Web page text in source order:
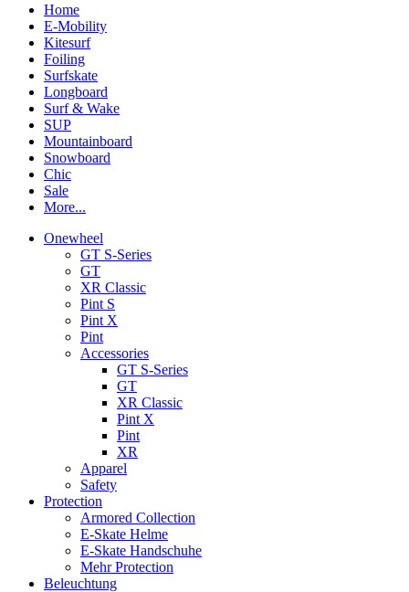
Home
E-Mobility
Kitesurf
Foiling
Surfskate
Longboard
Surf & Wake
SUP
Mountainboard
Snowboard
Chic
Sale
More...
Onewheel
GT S-Series
GT
XR Classic
Pint S
Pint X
Pint
Accessories
GT S-Series
GT
XR Classic
Pint X
Pint
XR
Apparel
Safety
Protection
Armored Collection
E-Skate Helme
E-Skate Handschuhe
Mehr Protection
Beleuchtung